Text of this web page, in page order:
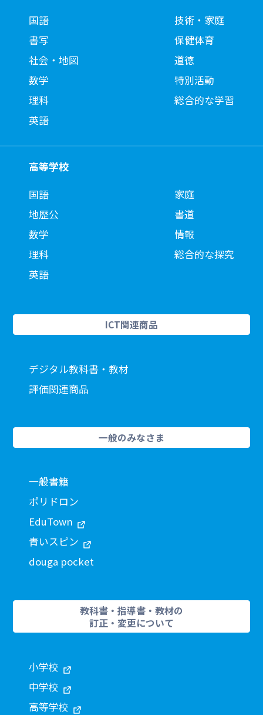
国語
書写
社会・地図
数学
理科
英語
技術・家庭
保健体育
道徳
特別活動
総合的な学習
高等学校
国語
地歴公
数学
理科
英語
家庭
書道
情報
総合的な探究
ICT関連商品
デジタル教科書・教材
評価関連商品
一般のみなさま
一般書籍
ポリドロン
EduTown
青いスピン
douga pocket
教科書・指導書・教材の
訂正・変更について
小学校
中学校
高等学校